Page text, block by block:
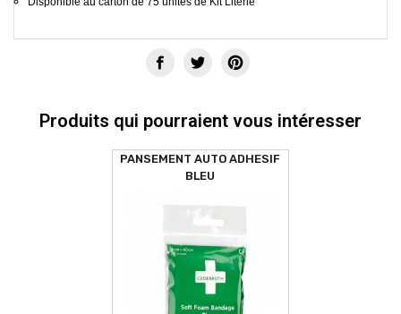
Produits qui pourraient vous intéresser
PANSEMENT AUTO ADHESIF
BLEU